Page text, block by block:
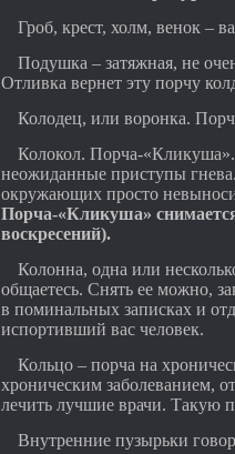
Гроб, крест, холм, венок –
Подушка – затяжная, не
Отливка вернет эту порчу
Колодец, или воронка.
Колокол.
неожиданные приступы
окружающих просто
Порча‑«Кликуша»
воскресений).
Колонна, одна или
общаетесь. Снять ее можно,
в поминальных записках и
испортивший вас человек.
Кольцо – порча на
хроническим заболеванием,
лечить лучшие врачи. Такую
Внутренние пузырьки